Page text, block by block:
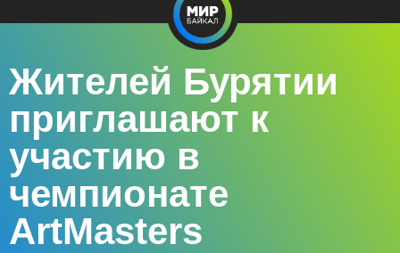
Жителей Бурятии
приглашают к
участию в
чемпионате
ArtMasters